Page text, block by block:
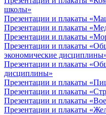
школы»
Презентации и плакаты
Презентации и плакаты
Презентации и плакаты
Презентации и плакаты
экономические
Презентации и плакаты
дисциплины»
Презентации и плакаты
Презентации и плакаты
Презентации и плакаты
Презентации и плакаты